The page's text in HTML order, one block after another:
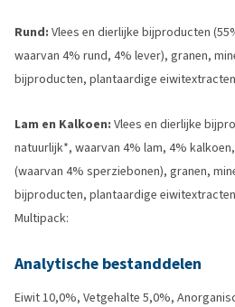
Rund: Vlees en dierlijke bijproducten
waarvan 4% rund, 4% lever), granen,
bijproducten, plantaardige
Lam en Kalkoen: Vlees en dierlijke
natuurlijk*, waarvan 4% lam, 4%
(waarvan 4% sperziebonen), granen,
bijproducten, plantaardige
Multipack:
Analytische bestanddelen
Eiwit 10,0%, Vetgehalte 5,0%,